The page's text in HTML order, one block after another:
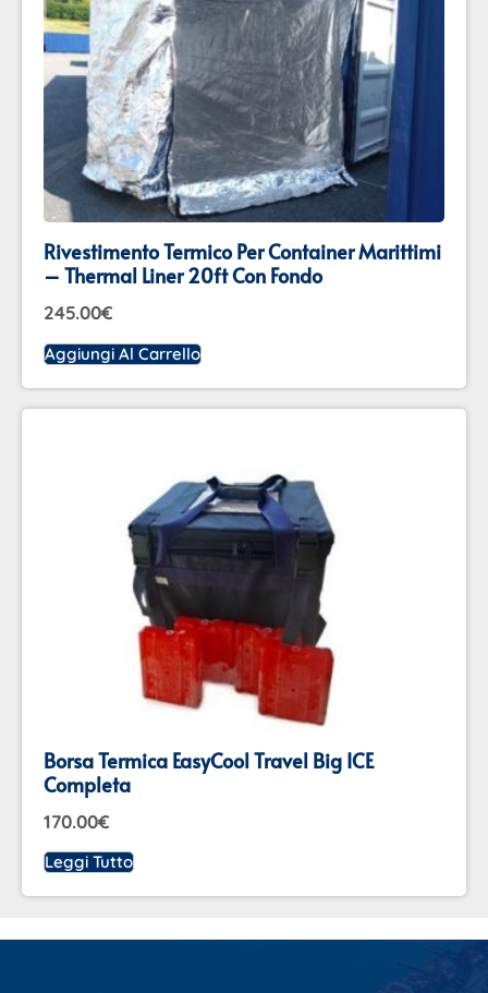
Rivestimento Termico Per Container Marittimi
– Thermal Liner 20ft Con Fondo
245.00€
Aggiungi Al Carrello
Borsa Termica EasyCool Travel Big ICE
Completa
170.00€
Leggi Tutto